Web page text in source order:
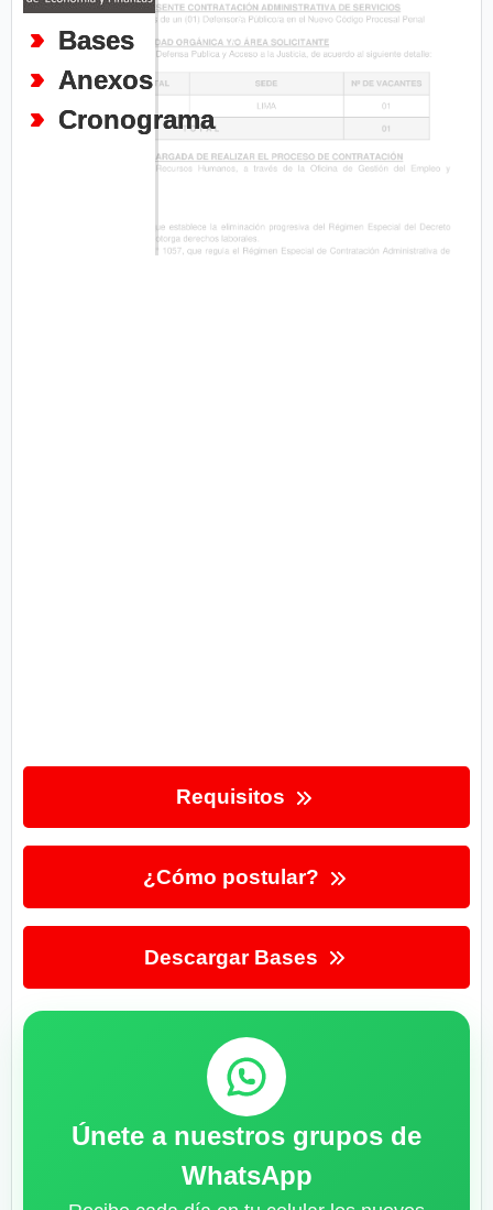
Bases
Anexos
Cronograma
Requisitos
¿Cómo postular?
Descargar Bases
Únete a nuestros grupos de
WhatsApp